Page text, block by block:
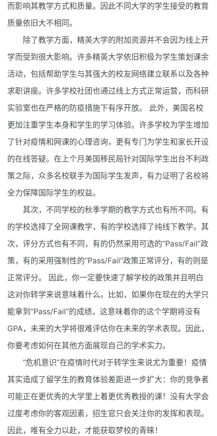
而影响其教学方式和质量。因此不同大学的学生接受的教育
质量依旧大不相同。
除了教学方面，精英大学的附加资源并不会因为线上开
学而受到很大影响。许多精英大学依旧积极为学生策划课余
活动，包括帮助学生与其强大的校友网络建立联系以及各种
求职讲座。许多学校社团也通过线上方式正常运营，而科研
实验室也在严格的防疫措施下有序开放。 此外，美国名校
更加注重学生本身和学生的学习体验。许多学校为学生增加
了针对疫情和网课的心理咨询，更有专门为学生和家长开设
的在线答疑。在上个月美国移民局针对国际学生出台不利政
策之际，众多名校联手为国际学生发声，有力证明了名校将
全力保障国际学生的权益。
其次，不同学校的秋季学期的教学方式也有所不同。有
的学校选择了全网课教学，有的学校选择了纯线下教学。其
次，评分方式也有不同，有的仍然采用可选的“Pass/Fail”政
策，有的采用强制性的“Pass/Fail”政策正常评分，有的则是
正常评分。 因此，你一定要快速了解学校的政策并且明白
这对你转学来说意味着什么。比如，如果你在现在的大学只
能拿到“Pass/Fail”的成绩，这意味着你的这个学期将没有
GPA，未来的大学将很难评估你在未来的学术表现。因此，
你要考虑如何在其他方面展现自己的学术实力。
“危机意识”在疫情时代对于转学生来说尤为重要！疫情
其实造成了留学生的教育体验差距进一步扩大：你的竞争者
可能正在更优秀的大学里上着更优秀教授的课！没有大学会
过度考虑你的客观因素，招生官只会关注你的发挥和表现。
因此，唯有全力以赴，才能获取梦校的青睐！